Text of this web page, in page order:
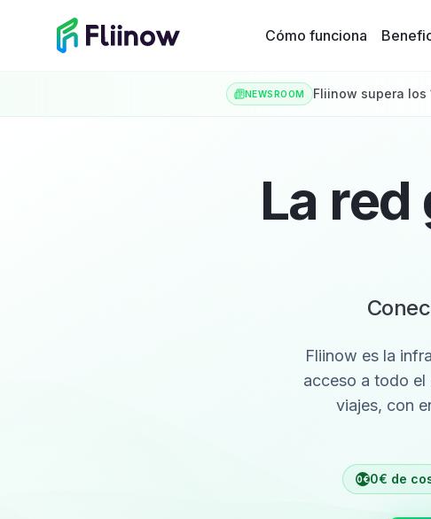
Cómo funciona
NEWSROOM Fliinow supera los
La
Fliinow es la
acceso a todo
viajes, con
0€0€ de